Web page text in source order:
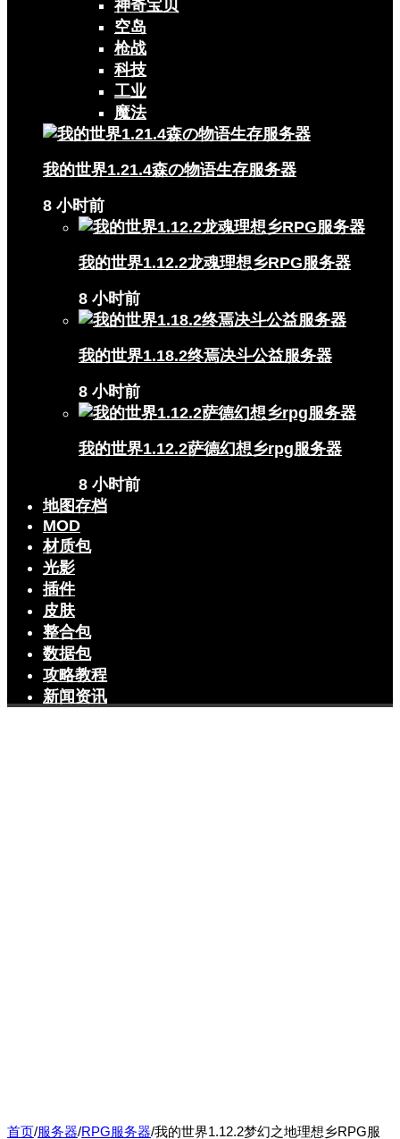
神奇宝贝
空岛
枪战
科技
工业
魔法
我的世界1.21.4森の物语生存服务器
8 小时前
我的世界1.12.2龙魂理想乡RPG服务器
8 小时前
我的世界1.18.2终焉决斗公益服务器
8 小时前
我的世界1.12.2萨德幻想乡rpg服务器
8 小时前
地图存档
MOD
材质包
光影
插件
皮肤
整合包
数据包
攻略教程
新闻资讯
首页/服务器/RPG服务器/我的世界1.12.2梦幻之地理想乡RPG服